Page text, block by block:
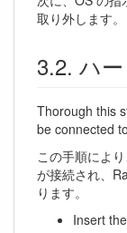
取り外します。
ハ
Thorough this
be connected
この手順によ
が接続され、
ります。
Insert